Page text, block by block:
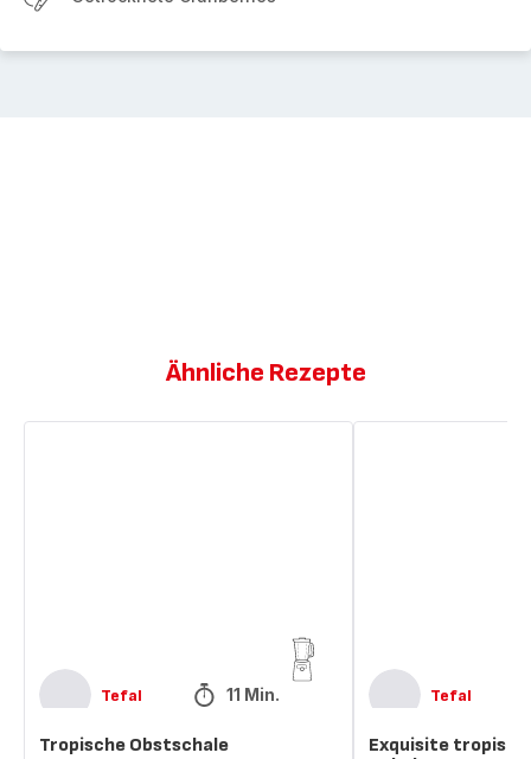
Ähnliche Rezepte
Tefal 11 Min.
Tropische Obstschale
Tefal
Exquisite